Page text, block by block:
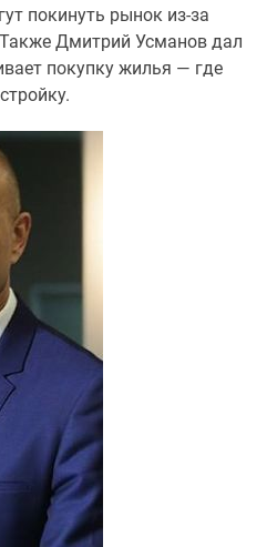
покинуть рынок из-за
Дмитрий Усманов дал
покупку жилья — где